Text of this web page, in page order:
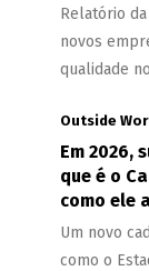
Relatório
novos
qualidade
Outside
Em 2026,
que é o
como ele
Um novo
como o